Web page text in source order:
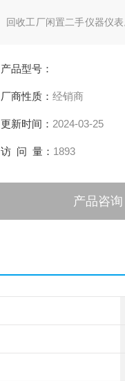
回收工厂闲置二手仪器仪
你及时回笼资金。经营范
的闲置仪
器。回收的产品：示波器
产品型号：
厂商性质： 经销商
更新时间： 2024-03-25
访 问 量： 1893
产品咨询